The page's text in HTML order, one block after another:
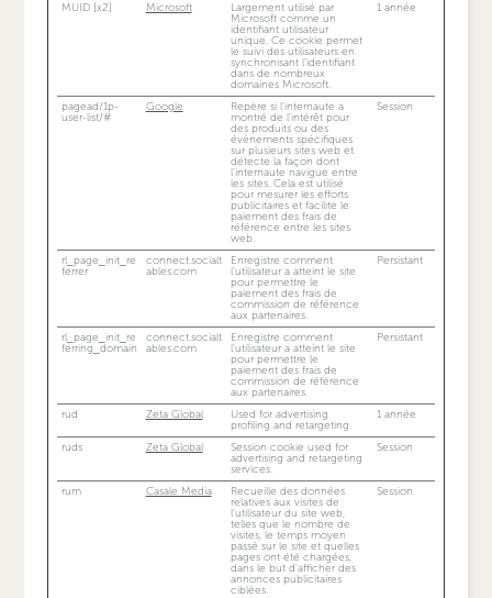
MUID [x2] Microsoft
Largement utilisé par
Microsoft comme un
identifiant utilisateur
unique. Ce cookie permet
le suivi des utilisateurs en
synchronisant l'identifiant
dans de nombreux
domaines Microsoft.
1 année
pagead/1p-
user-list/#
Google
Repère si l'internaute a
montré de l'intérêt pour
des produits ou des
événements spécifiques
sur plusieurs sites web et
détecte la façon dont
l'internaute navigue entre
les sites. Cela est utilisé
pour mesurer les efforts
publicitaires et facilite le
paiement des frais de
référence entre les sites
web.
Session
rl_page_init_re
ferrer
connect.socialt
ables.com
Enregistre comment
l'utilisateur a atteint le site
pour permettre le
paiement des frais de
commission de référence
aux partenaires.
Persistant
rl_page_init_re
ferring_domain
connect.socialt
ables.com
Enregistre comment
l'utilisateur a atteint le site
pour permettre le
paiement des frais de
commission de référence
aux partenaires.
Persistant
rud Zeta Global
Used for advertising
profiling and retargeting.
1 année
ruds Zeta Global
Session cookie used for
advertising and retargeting
services.
Session
rum Casale Media
Recueille des données
relatives aux visites de
l'utilisateur du site web,
telles que le nombre de
visites, le temps moyen
passé sur le site et quelles
pages ont été chargées,
dans le but d'afficher des
annonces publicitaires
ciblées.
Session